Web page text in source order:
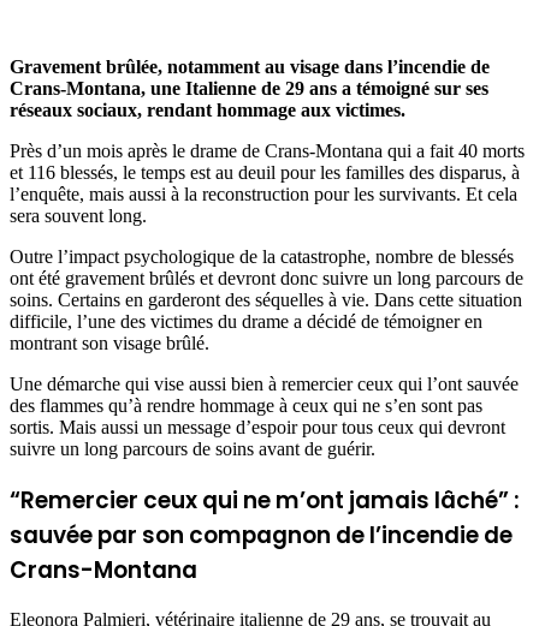
Gravement brûlée, notamment au visage dans l’incendie de
Crans-Montana, une Italienne de 29 ans a témoigné sur ses
réseaux sociaux, rendant hommage aux victimes.
Près d’un mois après le drame de Crans-Montana qui a fait 40 morts
et 116 blessés, le temps est au deuil pour les familles des disparus, à
l’enquête, mais aussi à la reconstruction pour les survivants. Et cela
sera souvent long.
Outre l’impact psychologique de la catastrophe, nombre de blessés
ont été gravement brûlés et devront donc suivre un long parcours de
soins. Certains en garderont des séquelles à vie. Dans cette situation
difficile, l’une des victimes du drame a décidé de témoigner en
montrant son visage brûlé.
Une démarche qui vise aussi bien à remercier ceux qui l’ont sauvée
des flammes qu’à rendre hommage à ceux qui ne s’en sont pas
sortis. Mais aussi un message d’espoir pour tous ceux qui devront
suivre un long parcours de soins avant de guérir.
“Remercier ceux qui ne m’ont jamais lâché” :
sauvée par son compagnon de l’incendie de
Crans-Montana
Eleonora Palmieri, vétérinaire italienne de 29 ans, se trouvait au